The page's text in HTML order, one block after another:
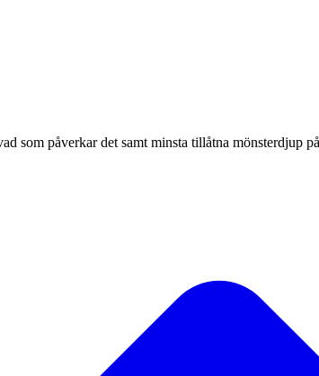
som påverkar det samt minsta tillåtna mönsterdjup